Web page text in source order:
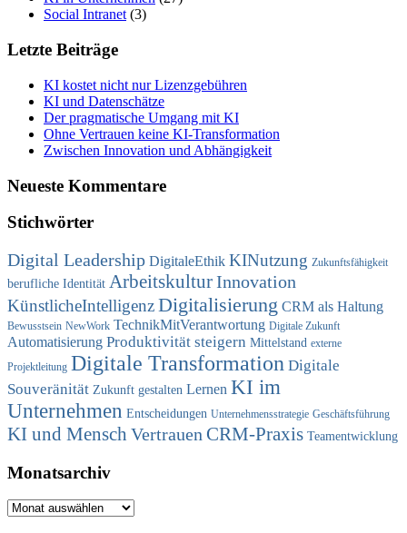
Social Intranet(3)
Letzte Beiträge
KI kostet nicht nur Lizenzgebühren
KI und Datenschätze
Der pragmatische Umgang mit KI
Ohne Vertrauen keine KI-Transformation
Zwischen Innovation und Abhängigkeit
Neueste Kommentare
Stichwörter
Digital Leadership DigitaleEthik KINutzung Zukunftsfähigkeit
berufliche Identität ArbeitskulturInnovation
KünstlicheIntelligenzDigitalisierung CRM als Haltung
Bewusstsein NewWork TechnikMitVerantwortung Digitale Zukunft
Automatisierung Produktivität steigern Mittelstand externe
Projektleitung Digitale Transformation Digitale
Souveränität Zukunft gestalten Lernen KI im
Unternehmen Entscheidungen Unternehmensstrategie Geschäftsführung
KI und Mensch Vertrauen CRM-Praxis Teamentwicklung
Monatsarchiv
Monatsarchiv